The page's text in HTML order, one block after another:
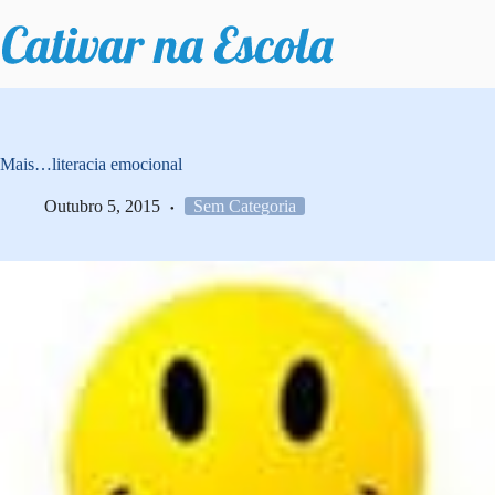
para
o
conteúdo
Mais…literacia emocional
Outubro 5, 2015 Sem Categoria